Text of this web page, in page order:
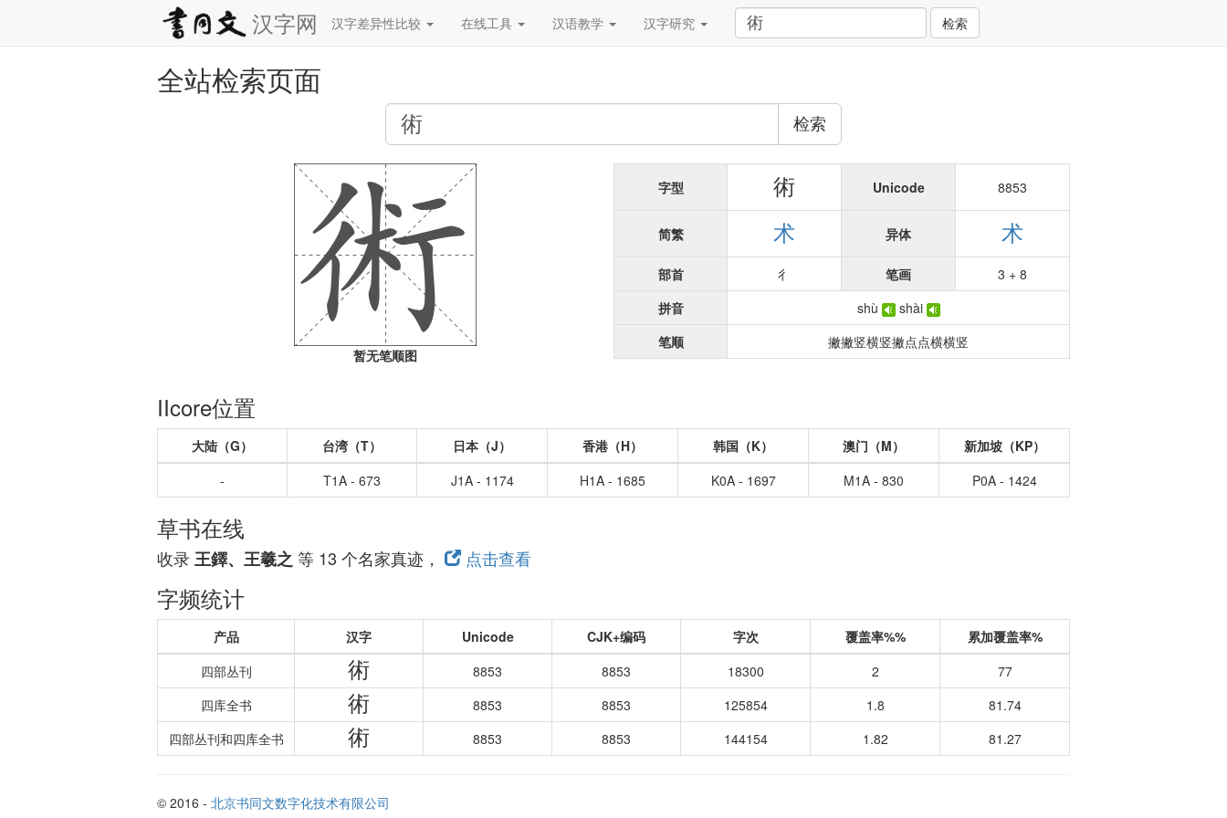
汉字网 汉字差异性比较 在线工具 汉语教学 汉字研究 检索
全站检索页面
检索
暂无笔顺图
字型 術 Unicode 8853
简繁 术 异体 术
部首 彳 笔画
3 + 8
拼音
shù
shài
笔顺
撇撇竖横竖撇点点横横竖
IIcore位置
大陆（G） 台湾（T） 日本（J） 香港（H） 韩国（K） 澳门（M）
新加坡（KP）
-
T1A - 673 J1A - 1174 H1A - 1685 K0A - 1697 M1A - 830 P0A - 1424
草书在线
收录王鐸、王羲之 等 13 个名家真迹， 点击查看
字频统计
产品 汉字 Unicode CJK+编码 字次 覆盖率%%
累加覆盖率%
四部丛刊
術 8853 8853 18300 2
77
四库全书
術 8853 8853 125854 1.8
81.74
四部丛刊和四库全书
術 8853 8853 144154 1.82 81.27
© 2016 - 北京书同文数字化技术有限公司